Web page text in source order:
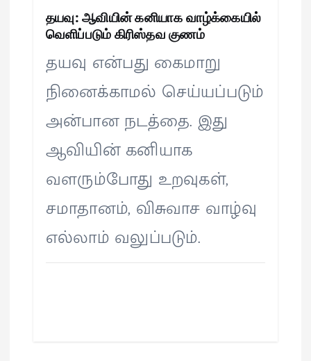
தயவு: ஆவியின் கனியாக வாழ்க்கையில்
வெளிப்படும் கிரிஸ்தவ குணம்
தயவு என்பது கைமாறு
நினைக்காமல் செய்யப்படும்
அன்பான நடத்தை. இது
ஆவியின் கனியாக
வளரும்போது உறவுகள்,
சமாதானம், விசுவாச வாழ்வு
எல்லாம் வலுப்படும்.